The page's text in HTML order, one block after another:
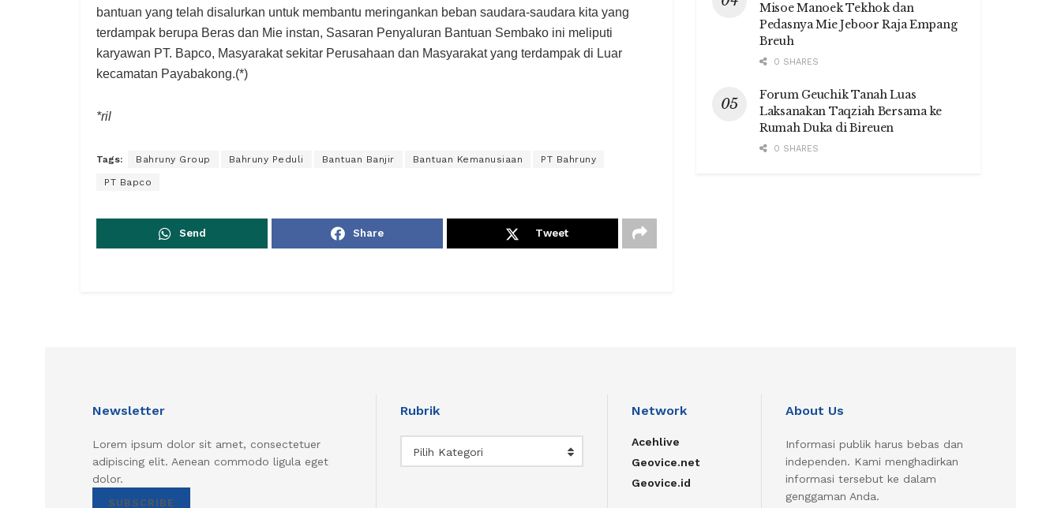
bantuan yang telah disalurkan untuk membantu meringankan beban saudara-saudara kita yang
terdampak berupa Beras dan Mie instan, Sasaran Penyaluran Bantuan Sembako ini meliputi
karyawan PT. Bapco, Masyarakat sekitar Perusahaan dan Masyarakat yang terdampak di Luar
kecamatan Payabakong.(*)
*ril
Tags: Bahruny Group Bahruny Peduli Bantuan Banjir Bantuan Kemanusiaan PT Bahruny
PT Bapco
Send Share Tweet
Misoe Manoek Tekhok dan
Pedasnya Mie Jeboor Raja Empang
Breuh
0 SHARES
Forum Geuchik Tanah Luas
Laksanakan Taqziah Bersama ke
Rumah Duka di Bireuen
0 SHARES
Newsletter
Lorem ipsum dolor sit amet, consectetuer
adipiscing elit. Aenean commodo ligula eget
dolor.
SUBSCRIBE
Rubrik
Pilih Kategori
Network
Acehlive
Geovice.net
Geovice.id
About Us
Informasi publik harus bebas dan
independen. Kami menghadirkan
informasi tersebut ke dalam
genggaman Anda.